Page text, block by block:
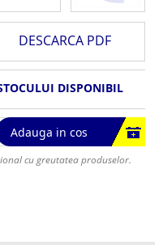
DESCARCA PDF
DISPONIBIL
Adauga in cos
cu greutatea produselor.